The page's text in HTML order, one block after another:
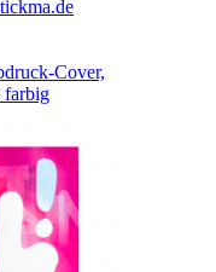
Cover,
farbig